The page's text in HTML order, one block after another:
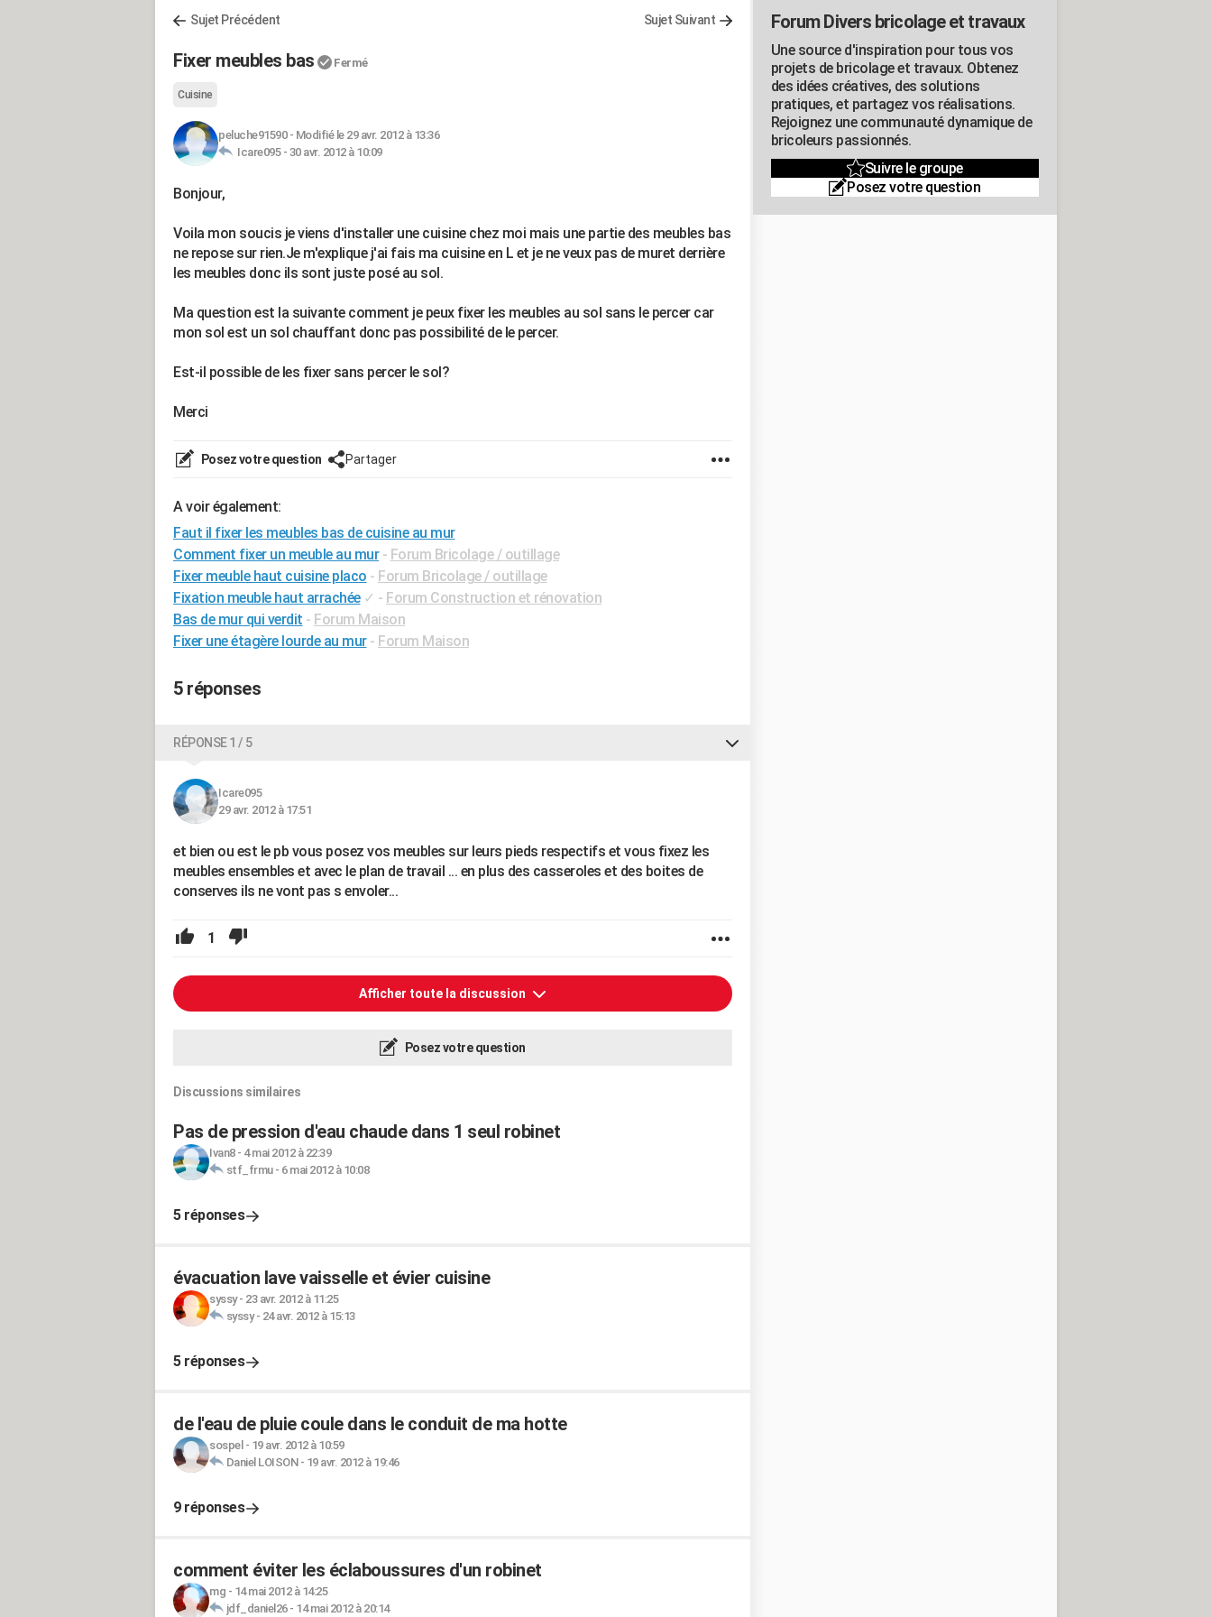
Sujet Précédent Sujet Suivant
Fixer meubles bas Fermé
Cuisine
peluche91590- Modifié le 29 avr. 2012 à 13:36
Icare095 - 30 avr. 2012 à 10:09
Bonjour,
Voila mon soucis je viens d'installer une cuisine chez moi mais une partie des meubles bas
ne repose sur rien.Je m'explique j'ai fais ma cuisine en L et je ne veux pas de muret derrière
les meubles donc ils sont juste posé au sol.
Ma question est la suivante comment je peux fixer les meubles au sol sans le percer car
mon sol est un sol chauffant donc pas possibilité de le percer.
Est-il possible de les fixer sans percer le sol?
Merci
Posez votre question Partager
A voir également:
Faut il fixer les meubles bas de cuisine au mur
Comment fixer un meuble au mur - Forum Bricolage / outillage
Fixer meuble haut cuisine placo - Forum Bricolage / outillage
Fixation meuble haut arrachée ✓ - Forum Construction et rénovation
Bas de mur qui verdit - Forum Maison
Fixer une étagère lourde au mur - Forum Maison
5 réponses
RÉPONSE 1 / 5
Icare095
29 avr. 2012 à 17:51
et bien ou est le pb vous posez vos meubles sur leurs pieds respectifs et vous fixez les
meubles ensembles et avec le plan de travail ... en plus des casseroles et des boites de
conserves ils ne vont pas s envoler...
1
Afficher toute la discussion
Posez votre question
Discussions similaires
Pas de pression d'eau chaude dans 1 seul robinet
Ivan8- 4 mai 2012 à 22:39
stf_frmu- 6 mai 2012 à 10:08
5 réponses
évacuation lave vaisselle et évier cuisine
syssy- 23 avr. 2012 à 11:25
syssy- 24 avr. 2012 à 15:13
5 réponses
de l'eau de pluie coule dans le conduit de ma hotte
sospel - 19 avr. 2012 à 10:59
Daniel LOISON- 19 avr. 2012 à 19:46
9 réponses
comment éviter les éclaboussures d'un robinet
mg - 14 mai 2012 à 14:25
jdf_daniel26- 14 mai 2012 à 20:14
Forum Divers bricolage et travaux
Une source d'inspiration pour tous vos
projets de bricolage et travaux. Obtenez
des idées créatives, des solutions
pratiques, et partagez vos réalisations.
Rejoignez une communauté dynamique de
bricoleurs passionnés.
Suivre le groupe
Posez votre question